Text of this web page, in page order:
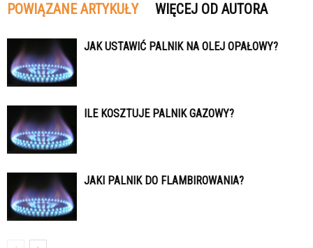
POWIĄZANE ARTYKUŁY WIĘCEJ OD AUTORA
JAK USTAWIĆ PALNIK NA OLEJ OPAŁOWY?
ILE KOSZTUJE PALNIK GAZOWY?
JAKI PALNIK DO FLAMBIROWANIA?